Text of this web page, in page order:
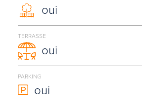
oui
TERRASSE
oui
PARKING
oui